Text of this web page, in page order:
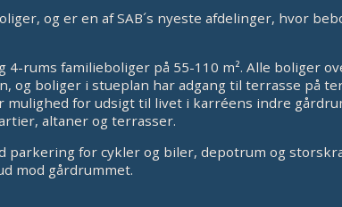
og er en af SAB´s nyeste afdelinger, hvor
4-rums familieboliger på 55-110 m². Alle boliger
og boliger i stueplan har adgang til terrasse på
mulighed for udsigt til livet i karréens indre
altaner og terrasser.
parkering for cykler og biler, depotrum og
mod gårdrummet.